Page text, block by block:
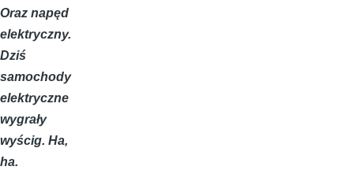
Oraz napęd
elektryczny.
Dziś
samochody
elektryczne
wygrały
wyścig. Ha,
ha.